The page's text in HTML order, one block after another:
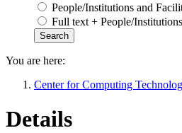
People/Institutions and
Full text + People/
You are here:
Center for Computing
Details